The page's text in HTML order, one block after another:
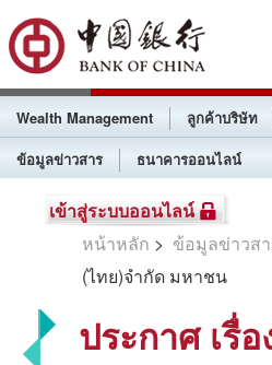
Wealth Management ลูกค้าบริษัท
ข้อมูลข่าวสาร
ธนาคารออนไลน์
เข้าสู่ระบบออนไลน์
หน้าหลัก > ข้อมูลข่าวส
(ไทย)จำกัด มหาชน
ประกาศ เรื่